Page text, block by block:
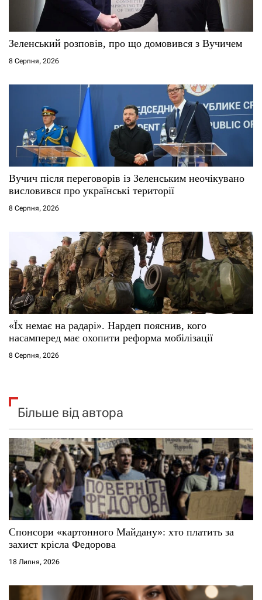
с
і
Зеленський розповів, про що домовився з Вучичем
8 Серпня, 2026
Вучич після переговорів із Зеленським неочікувано
висловився про українські території
8 Серпня, 2026
«Їх немає на радарі». Нардеп пояснив, кого
насамперед має охопити реформа мобілізації
8 Серпня, 2026
Більше від автора
Спонсори «картонного Майдану»: хто платить за
захист крісла Федорова
18 Липня, 2026